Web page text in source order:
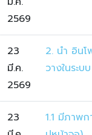
2569
23
มี.ค.
2569
2. นำ อิน
วางในระ
23
1.1 มีภาพ